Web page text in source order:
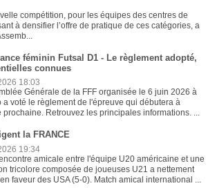
compétition, pour les équipes des centres de
à densifier l’offre de pratique de ces catégories, a
féminin Futsal D1 - Le règlement adopté,
connues
18:03
Générale de la FFF organisée le 6 juin 2026 à
a voté le règlement de l'épreuve qui débutera à
prochaine. Retrouvez les principales informations. ...
la FRANCE
19:34
amicale entre l'équipe U20 américaine et une
tricolore composée de joueuses U21 a nettement
faveur des USA (5-0). Match amical international ...